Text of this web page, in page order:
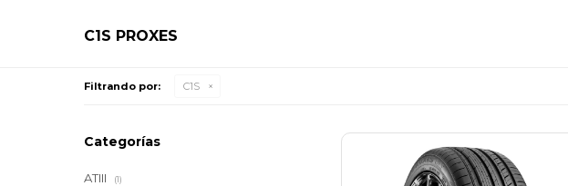
C1S PROXES
Filtrando por: C1S
Categorías
ATIII (1)